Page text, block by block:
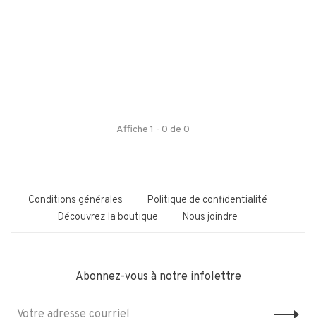
Affiche 1 - 0 de 0
Conditions générales
Politique de confidentialité
Découvrez la boutique
Nous joindre
Abonnez-vous à notre infolettre